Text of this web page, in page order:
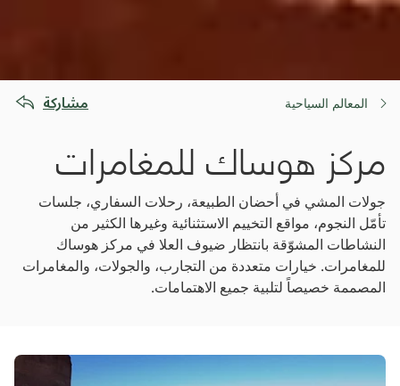
المعالم السياحية مشاركة
مركز هوساك للمغامرات
جولات المشي في أحضان الطبيعة، رحلات السفاري، جلسات
تأمّل النجوم، مواقع التخييم الاستثنائية وغيرها الكثير من
النشاطات المشوّقة بانتظار ضيوف العلا في مركز هوساك
للمغامرات. خيارات متعددة من التجارب، والجولات، والمغامرات
المصممة خصيصاً لتلبية جميع الاهتمامات.